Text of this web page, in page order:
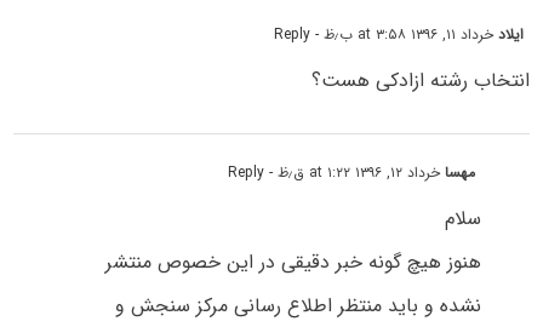
ایلادخرداد ۱۱, ۱۳۹۶ at ۳:۵۸ ب٫ظ - Reply
انتخاب رشته ازادکی هست؟
مهساخرداد ۱۲, ۱۳۹۶ at ۱:۲۲ ق٫ظ - Reply
سلام
هنوز هیچ گونه خبر دقیقی در این خصوص منتشر
نشده و باید منتظر اطلاع رسانی مرکز سنجش و